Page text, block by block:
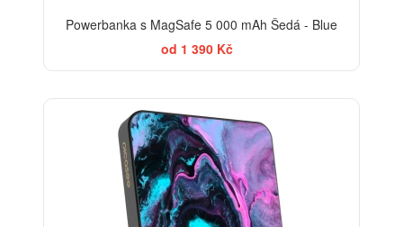
Powerbanka s MagSafe 5 000 mAh Šedá - Blue
od 1 390 Kč